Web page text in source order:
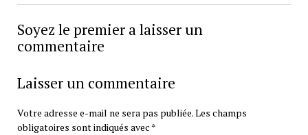
Soyez le premier a laisser un
commentaire
Laisser un commentaire
Votre adresse e-mail ne sera pas publiée.Les champs
obligatoires sont indiqués avec *